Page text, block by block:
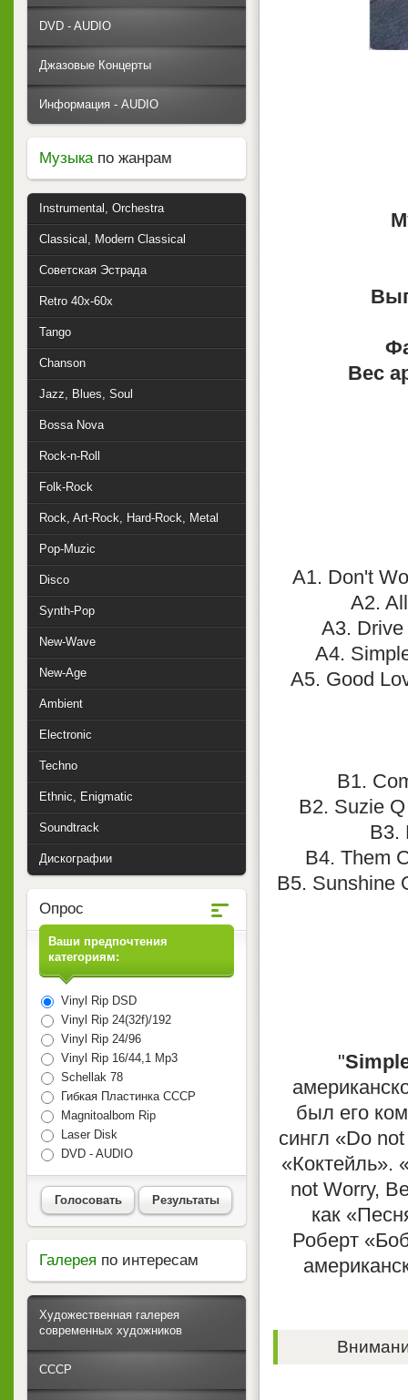
Вес
A1. Don't
A2.
A3.
A4.
A5. Good
B1.
B2. Suzie
B3.
B4. Them
B5. Sunshine
"
был его
сингл «Do
«Коктейль».
not Worry,
как
Роберт
DVD - AUDIO
Джазовые Концерты
Информация - AUDIO
Музыкапо жанрам
Instrumental, Orchestra
Classical, Modern Classical
Советская Эстрада
Retro 40x-60x
Tango
Chanson
Jazz, Blues, Soul
Bossa Nova
Rock-n-Roll
Folk-Rock
Rock, Art-Rock, Hard-Rock, Metal
Pop-Muzic
Disco
Synth-Pop
New-Wave
New-Age
Ambient
Electronic
Techno
Ethnic, Enigmatic
Soundtrack
Дискографии
Опрос
Ваши предпочтения
категориям:
Vinyl Rip DSD
Vinyl Rip 24(32f)/192
Vinyl Rip 24/96
Vinyl Rip 16/44,1 Mp3
Schellak 78
Гибкая Пластинка СССР
Magnitoalbom Rip
Laser Disk
DVD - AUDIO
Голосовать Результаты
Галерея по интересам
Художественная галерея
современных художников
СССР